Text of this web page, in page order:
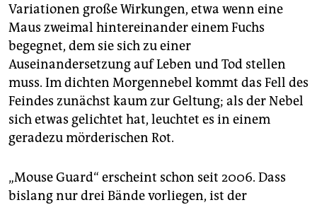
Variationen große Wirkungen, etwa wenn eine
Maus zweimal hintereinander einem Fuchs
begegnet, dem sie sich zu einer
Auseinandersetzung auf Leben und Tod stellen
muss. Im dichten Morgennebel kommt das Fell des
Feindes zunächst kaum zur Geltung; als der Nebel
sich etwas gelichtet hat, leuchtet es in einem
geradezu mörderischen Rot.
„Mouse Guard“ erscheint schon seit 2006. Dass
bislang nur drei Bände vorliegen, ist der